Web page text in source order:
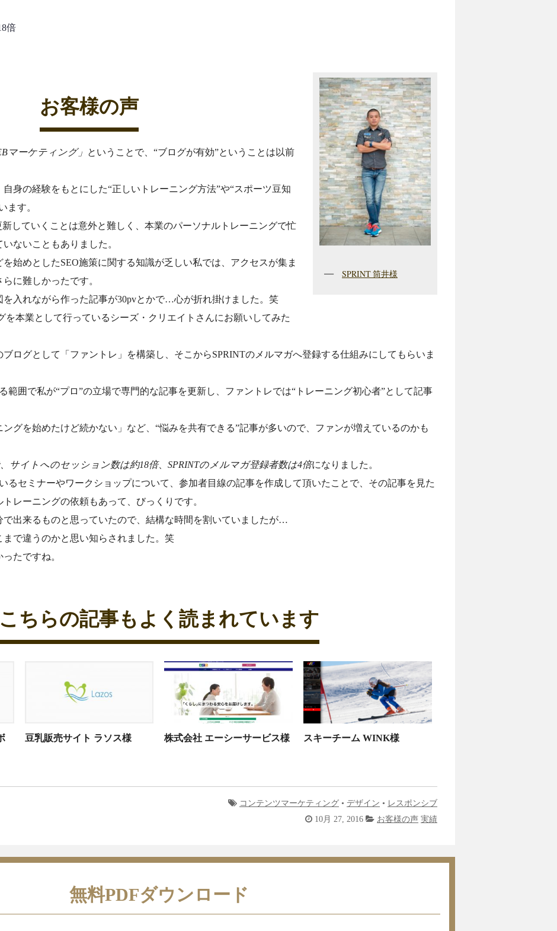
倍
お客様の声
SPRINT 筒井様
マーケティング」 ということで、“ブログが有効”ということは以前
自身の経験をもとにした“正しいトレーニング方法”や“スポーツ豆知
ます。
新していくことは意外と難しく、本業のパーソナルトレーニングで忙
ないこともありました。
始めとしたSEO施策に関する知識が乏しい私では、アクセスが集ま
に難しかったです。
入れながら作った記事が30pvとかで…心が折れ掛けました。笑
を本業として行っているシーズ・クリエイトさんにお願いしてみた
ログとして「ファントレ」を構築し、そこからSPRINTのメルマガへ登録する仕組みにしてもらいま
範囲で私が“プロ”の立場で専門的な記事を更新し、ファントレでは“トレーニング初心者”として記事
ングを始めたけど続かない」など、“悩みを共有できる”記事が多いので、ファンが増えているのかも
サイトへのセッション数は約18倍、 SPRINTのメルマガ登録者数は4倍になりました。
るセミナーやワークショップについて、参加者目線の記事を作成して頂いたことで、その記事を見た
レーニングの依頼もあって、びっくりです。
で出来るものと思っていたので、結構な時間を割いていましたが…
で違うのかと思い知らされました。笑
たですね。
こちらの記事もよく読まれています
豆乳販売サイト ラソス様 株式会社 エーシーサービス様 スキーチーム WINK様
コンテンツマーケティング • デザイン • レスポンシブ
10月 27, 2016
お客様の声 実績
無料PDFダウンロード